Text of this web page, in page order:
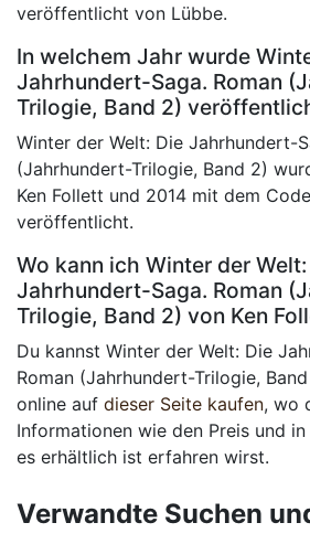
veröffentlicht von Lübbe.
In welchem Jahr wurde
Jahrhundert-Saga. Roman
Trilogie, Band 2)
Winter der Welt: Die Jahrhundert-
(Jahrhundert-Trilogie, Band 2)
Ken Follett und 2014 mit dem
veröffentlicht.
Wo kann ich Winter der
Jahrhundert-Saga. Roman
Trilogie, Band 2) von Ken
Du kannst Winter der Welt: Die
Roman (Jahrhundert-Trilogie,
online auf dieser Seite kaufen, wo
Informationen wie den Preis und
es erhältlich ist erfahren wirst.
Verwandte Suchen